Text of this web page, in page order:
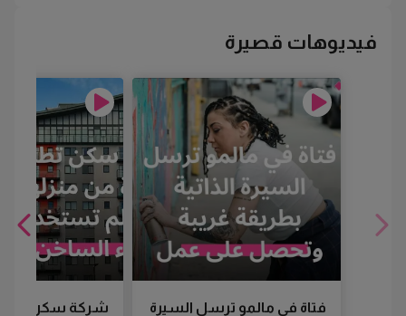
فيديوهات قصيرة
فتاة في مالمو ترسل السيرة
شركة سكن